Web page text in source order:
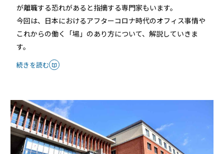
が離職する恐れがあると指摘する専門家もいます。
今回は、日本におけるアフターコロナ時代のオフィス事情や
これからの働く「場」のあり方について、解説していきま
す。
続きを読む
RemoteLOCKを導入するメリット
活用事例
お客さまの声